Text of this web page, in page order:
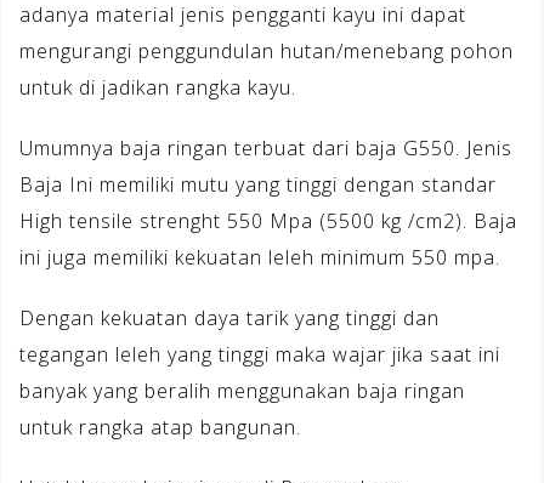
adanya material jenis pengganti kayu ini dapat
mengurangi penggundulan hutan/menebang pohon
untuk di jadikan rangka kayu.
Umumnya baja ringan terbuat dari baja G550. Jenis
Baja Ini memiliki mutu yang tinggi dengan standar
High tensile strenght 550 Mpa (5500 kg /cm2). Baja
ini juga memiliki kekuatan leleh minimum 550 mpa.
Dengan kekuatan daya tarik yang tinggi dan
tegangan leleh yang tinggi maka wajar jika saat ini
banyak yang beralih menggunakan baja ringan
untuk rangka atap bangunan.